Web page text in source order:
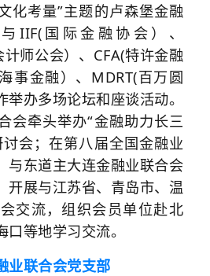
化考量”主题的卢森堡金融
IIF(国际金融协会）、
师公会）、CFA(特许金融
事金融）、MDRT(百万圆
办多场论坛和座谈活动。
会牵头举办“金融助力长三
会；在第八届全国金融业
与东道主大连金融业联合会
开展与江苏省、青岛市、温
交流，组织会员单位赴北
等地学习交流。
业联合会党支部